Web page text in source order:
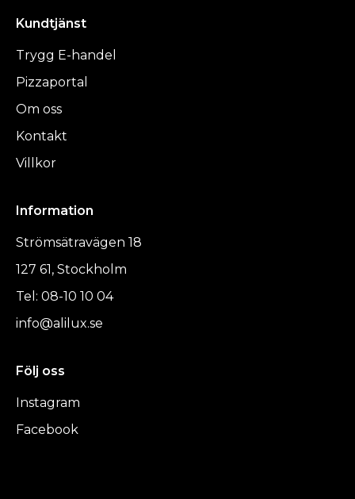
Kundtjänst
Trygg E-handel
Pizzaportal
Om oss
Kontakt
Villkor
Information
Strömsätravägen 18
127 61, Stockholm
Tel: 08-10 10 04
info@alilux.se
Följ oss
Instagram
Facebook